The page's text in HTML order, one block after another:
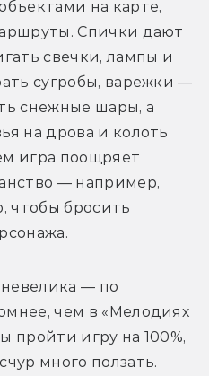
на карте,
Спички дают
свечки, лампы и
сугробы, варежки —
снежные шары, а
на дрова и колоть
игра поощряет
— например,
чтобы бросить
— по
чем в «Мелодиях
пройти игру на 100%,
много ползать.